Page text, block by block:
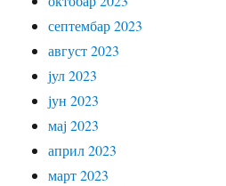
септембар 2023
август 2023
јул 2023
јун 2023
мај 2023
април 2023
март 2023